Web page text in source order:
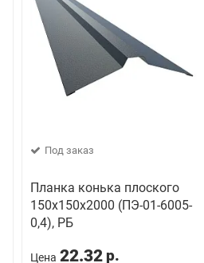
Под заказ
Планка конька плоского
150х150х2000 (ПЭ-01-6005-
0,4), РБ
Цена 22.32 р.